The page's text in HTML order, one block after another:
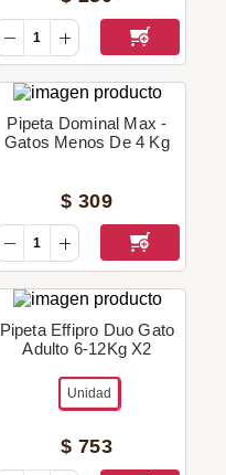
Pipeta Dominal Max -
Gatos Menos De 4 Kg
$ 309
Pipeta Effipro Duo Gato
Adulto 6-12Kg X2
Unidad
$ 753